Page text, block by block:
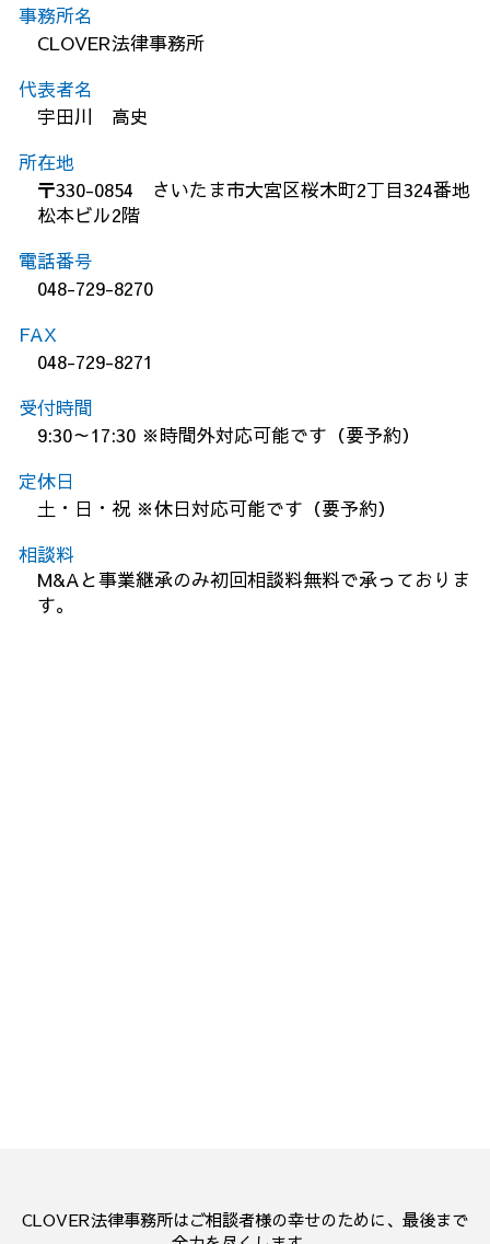
事務所名
CLOVER法律事務所
代表者名
宇田川 高史
所在地
〒330-0854 さいたま市大宮区桜木町2丁目324番地
松本ビル2階
電話番号
048-729-8270
FAX
048-729-8271
受付時間
9:30～17:30 ※時間外対応可能です（要予約）
定休日
土・日・祝 ※休日対応可能です（要予約）
相談料
M&Aと事業継承のみ初回相談料無料で承っておりま
す。
CLOVER法律事務所はご相談者様の幸せのために、最後まで